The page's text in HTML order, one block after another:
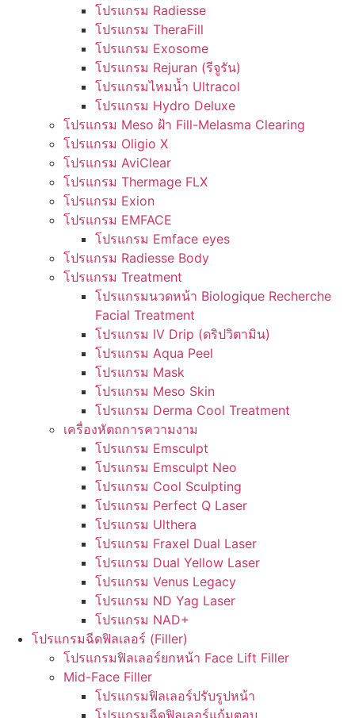
โปรแกรม Radiesse
โปรแกรม TheraFill
โปรแกรม Exosome
โปรแกรม Rejuran (รีจูรัน)
โปรแกรมไหมน้ำ Ultracol
โปรแกรม Hydro Deluxe
โปรแกรม Meso ฝ้า Fill-Melasma Clearing
โปรแกรม Oligio X
โปรแกรม AviClear
โปรแกรม Thermage FLX
โปรแกรม Exion
โปรแกรม EMFACE
โปรแกรม Emface eyes
โปรแกรม Radiesse Body
โปรแกรม Treatment
โปรแกรมนวดหน้า Biologique Recherche
Facial Treatment
โปรแกรม IV Drip (ดริปวิตามิน)
โปรแกรม Aqua Peel
โปรแกรม Mask
โปรแกรม Meso Skin
โปรแกรม Derma Cool Treatment
เครื่องหัตถการความงาม
โปรแกรม Emsculpt
โปรแกรม Emsculpt Neo
โปรแกรม Cool Sculpting
โปรแกรม Perfect Q Laser
โปรแกรม Ulthera
โปรแกรม Fraxel Dual Laser
โปรแกรม Dual Yellow Laser
โปรแกรม Venus Legacy
โปรแกรม ND Yag Laser
โปรแกรม NAD+
โปรแกรมฉีดฟิลเลอร์ (Filler)
โปรแกรมฟิลเลอร์ยกหน้า Face Lift Filler
Mid-Face Filler
โปรแกรมฟิลเลอร์ปรับรูปหน้า
โปรแกรมฉีดฟิลเลอร์แก้มตอบ